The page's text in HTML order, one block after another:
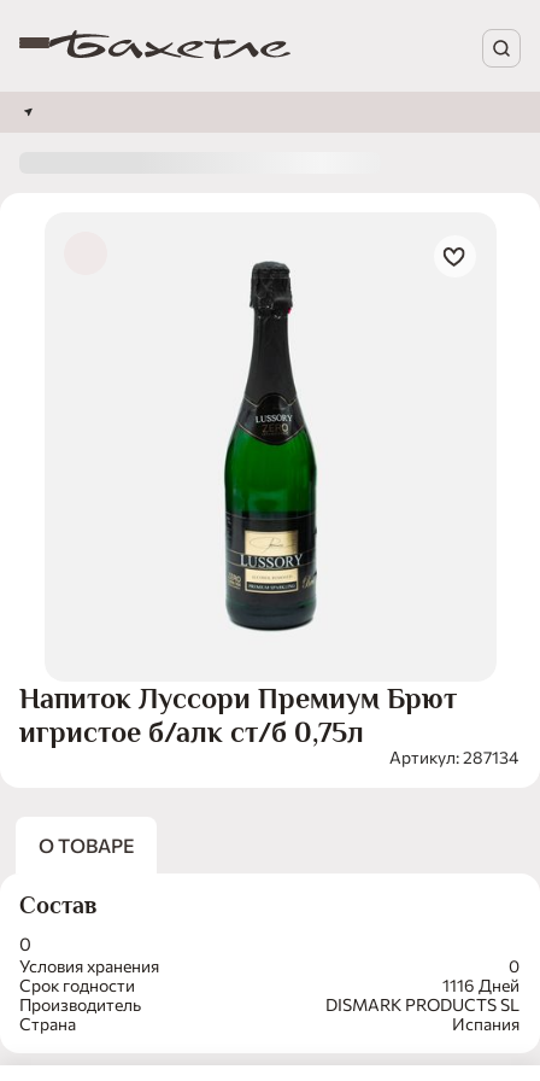
Напиток Луссори Премиум Брют
игристое б/алк ст/б 0,75л
Артикул: 287134
О ТОВАРЕ
Условия хранения
0
Срок годности
1116 Дней
Производитель
DISMARK PRODUCTS SL
Страна
Испания
Состав
0